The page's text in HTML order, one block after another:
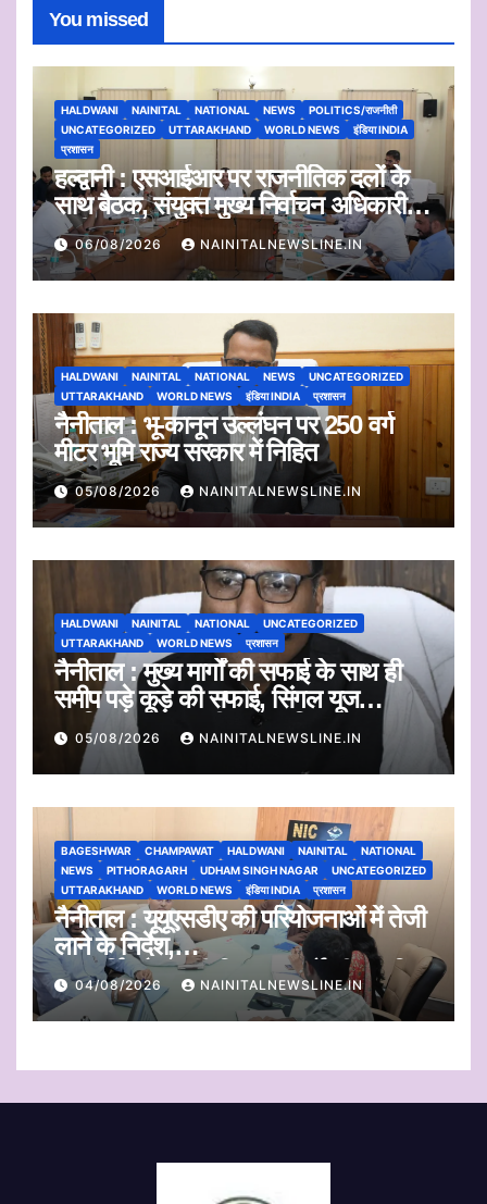
You missed
HALDWANI NAINITAL NATIONAL NEWS
POLITICS/राजनीती
UNCATEGORIZED
UTTARAKHAND WORLD NEWS
इंडिया INDIA
प्रशासन
हल्द्वानी : एसआईआर पर राजनीतिक दलों के
साथ बैठक, संयुक्त मुख्य निर्वाचन अधिकारी ने
सुनी आपत्तियां
06/08/2026 NAINITALNEWSLINE.IN
HALDWANI NAINITAL NATIONAL NEWS
UNCATEGORIZED
UTTARAKHAND
WORLD NEWS इंडिया INDIA प्रशासन
नैनीताल : भू-कानून उल्लंघन पर 250 वर्ग
मीटर भूमि राज्य सरकार में निहित
05/08/2026 NAINITALNEWSLINE.IN
HALDWANI NAINITAL NATIONAL
UNCATEGORIZED
UTTARAKHAND
WORLD NEWS प्रशासन
नैनीताल : मुख्य मार्गों की सफाई के साथ ही
समीप पड़े कूड़े की सफाई, सिंगल यूज
प्लास्टिक का एकत्रीकरण व किया जाएगा
निस्तारण
05/08/2026 NAINITALNEWSLINE.IN
BAGESHWAR CHAMPAWAT HALDWANI NAINITAL
NATIONAL
NEWS
PITHORAGARH UDHAM SINGH NAGAR
UNCATEGORIZED
UTTARAKHAND
WORLD NEWS इंडिया INDIA प्रशासन
नैनीताल : यूयूएसडीए की परियोजनाओं में तेजी
लाने के निर्देश,
जलापूर्ति और शहरी विकास कार्यों की प्रगति
पर कुमाऊं आयुक्त सख्त
04/08/2026 NAINITALNEWSLINE.IN